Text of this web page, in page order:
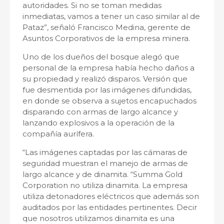
autoridades. Si no se toman medidas
inmediatas, vamos a tener un caso similar al de
Pataz”, señaló Francisco Medina, gerente de
Asuntos Corporativos de la empresa minera.
Uno de los dueños del bosque alegó que
personal de la empresa había hecho daños a
su propiedad y realizó disparos. Versión que
fue desmentida por las imágenes difundidas,
en donde se observa a sujetos encapuchados
disparando con armas de largo alcance y
lanzando explosivos a la operación de la
compañía aurífera.
“Las imágenes captadas por las cámaras de
seguridad muestran el manejo de armas de
largo alcance y de dinamita. “Summa Gold
Corporation no utiliza dinamita. La empresa
utiliza detonadores eléctricos que además son
auditados por las entidades pertinentes. Decir
que nosotros utilizamos dinamita es una